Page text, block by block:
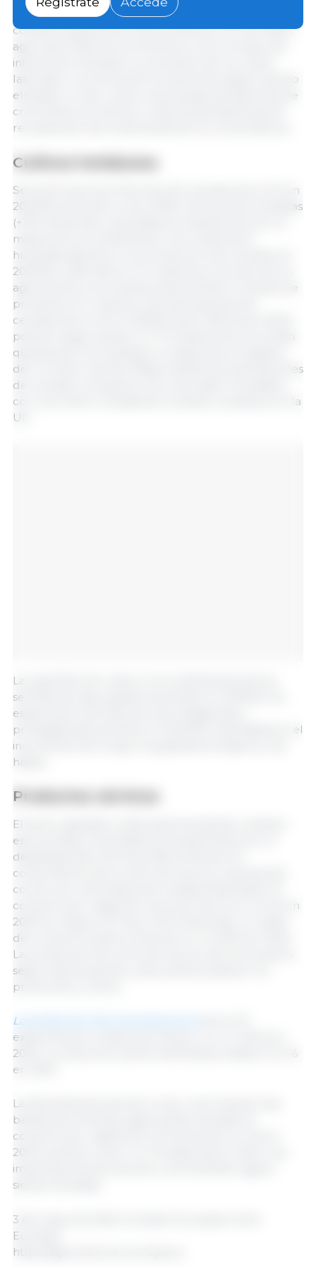
fenómenos meteorológicos extremos imprevisibles,
conflictos geopolíticos que presionan los mercados
agrícolas y factores económicos como los tipos de
interés aún elevados y el aumento de los costos
laborales. Los precios de los alimentos siguen siendo
elevados, lo que, unido a las escasas perspectivas de
crecimiento económico, limita las perspectivas de
recuperación de la demanda de los consumidores.
Cultivos herbáceos
Se prevé que la producción de cereales de la UE en
2024/25 aumente a unos 278,5 millones de toneladas
(+3% interanual), impulsada principalmente por la
mejora de los rendimientos. Las condiciones
húmedas afectaron a la producción de cereales en
2023/24 y dificultaron en ocasiones el acceso de los
agricultores a sus campos para sembrar cereales de
primavera. En conjunto, las importaciones de
cereales de la UE en 2023/24 (julio 2023-junio 2024)
podrían seguir siendo un 17 % superiores a la media
quinquenal. Sin embargo, la mejora de la logística
del corredor del Mar Negro facilita las exportaciones
de cereales ucranianos a los mercados mundiales,
con una menor entrada de cereales ucranianos en la
UE.
La superficie de cultivo y los rendimientos de las
semillas de soja y girasol aumentan en 2023/24. Se
espera que la producción de oleaginosas y
proteaginosas aumente en 2024/25, impulsada por el
incremento de la soja, los guisantes forrajeros y las
habas.
Productos cárnicos
El sector ganadero está experimentando cambios
estructurales, impulsados principalmente por el
desplazamiento de las preferencias de los
consumidores de la carne de vacuno a las aves de
corral y por las limitaciones medioambientales. El
consumo per cápita de carne de vacuno en la UE en
2023 se redujo a 9,7 kg (-4,7% interanual). La caída
del consumo podría continuar en un 2,8 % en 2024.
La producción de carne de vacuno de la UE podría
seguir disminuyendo y esto podría sostener los
precios de su carne.
La producción de carne de porcino
experimenta un descenso similar con un -6,6 % en
2023. La reducción podría ralentizarse hasta el 0,4 %
en 2024.
La demanda de aves de corral, como fuente más
barata de proteínas, sigue siendo elevada. El
consumo per cápita de la UE aumentó un 3 % en
2023 y podría crecer un 2 % adicional en 2024. Las
importaciones de aves de corral también siguen
siendo elevadas.
3 de mayo de 2024/ Comisión Europea/ Unión
Europea.
https://agriculture.ec.europa.eu